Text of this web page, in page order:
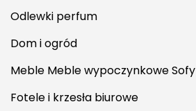
Odlewki perfum
Dom i ogród
Meble Meble wypoczynkowe Sofy
Fotele i krzesła biurowe